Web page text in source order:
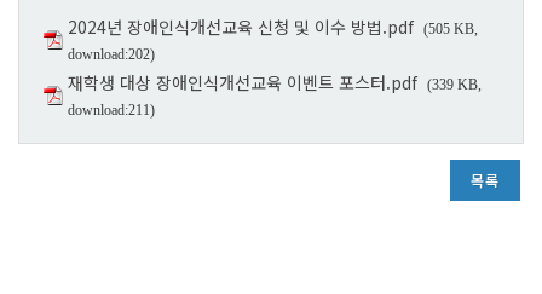
2024년 장애인식개선교육 신청 및 이수 방법.pdf (505 KB,
download:202)
재학생 대상 장애인식개선교육 이벤트 포스터.pdf (339 KB,
download:211)
목록